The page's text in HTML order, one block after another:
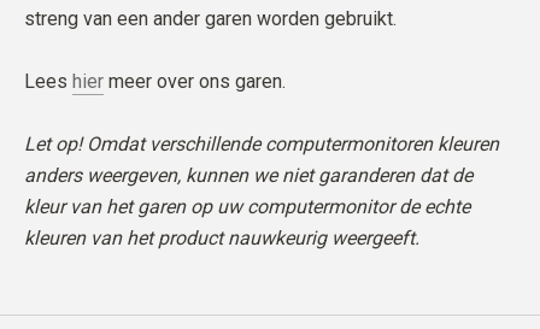
streng van een ander garen worden gebruikt.
Lees hier meer over ons garen.
Let op! Omdat verschillende computermonitoren kleuren
anders weergeven, kunnen we niet garanderen dat de
kleur van het garen op uw computermonitor de echte
kleuren van het product nauwkeurig weergeeft.